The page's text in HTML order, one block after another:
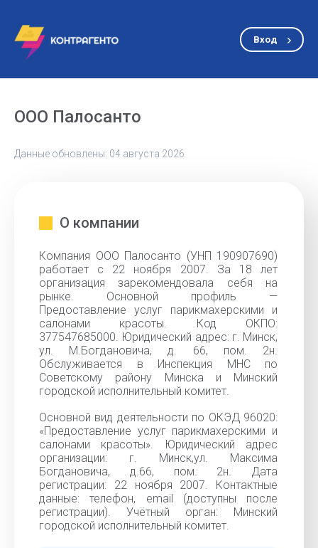
Вход
ООО Палосанто
Данные обновлены: 04 августа 2026
О компании
Компания ООО Палосанто (УНП 190907690)
работает с 22 ноября 2007. За 18 лет
организация зарекомендовала себя на
рынке. Основной профиль —
Предоставление услуг парикмахерскими и
салонами красоты. Код ОКПО:
377547685000. Юридический адрес: г. Минск,
ул. М.Богдановича, д. 66, пом. 2н.
Обслуживается в Инспекция МНС по
Советскому району Минска и Минский
городской исполнительный комитет.
Основной вид деятельности по ОКЭД 96020:
«Предоставление услуг парикмахерскими и
салонами красоты». Юридический адрес
организации: г. Минск,ул. Максима
Богдановича, д.66, пом. 2н. Дата
регистрации: 22 ноября 2007. Контактные
данные: телефон, email (доступны после
регистрации). Учётный орган: Минский
городской исполнительный комитет.